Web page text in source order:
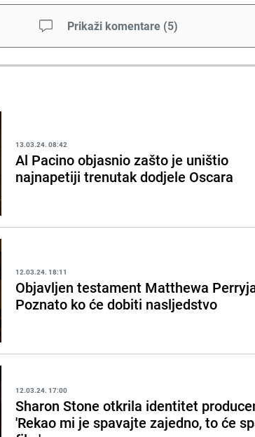
Prikaži komentare (5)
13.03.24. 08:42
Al Pacino objasnio zašto je uništio
najnapetiji trenutak dodjele Oscara
12.03.24. 18:11
Objavljen testament Matthewa
Poznato ko će dobiti nasljedstvo
12.03.24. 17:00
Sharon Stone otkrila identitet
'Rekao mi je spavajte zajedno, to će